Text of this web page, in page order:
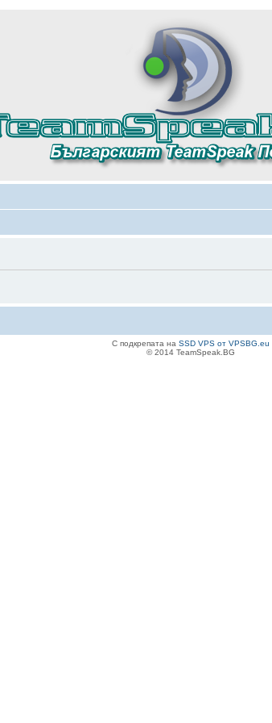
С подкрепата на SSD VPS от VPSBG.eu
© 2014 TeamSpeak.BG